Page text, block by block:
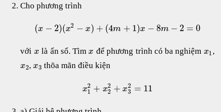
Cho phương trình
(x − 2)(x2 − x) + (4m + 1)x − 8m − 2 = 0
với x là ẩn số. Tìmx để phương trình có ba nghiệm x1,
x2,x3 thõa mãn điều kiện
x2
1 + x2
2 + x2
3 = 11